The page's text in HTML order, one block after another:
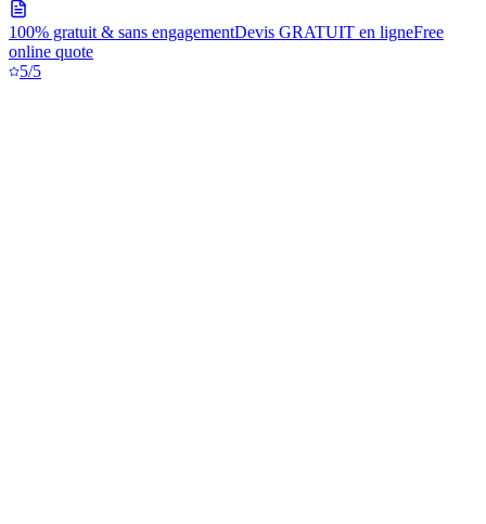
100% gratuit & sans engagementDevis GRATUIT en ligneFree
online quote
5/5